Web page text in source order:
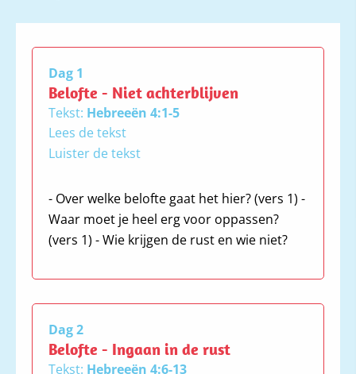
Dag 1
Belofte - Niet achterblijven
Tekst: Hebreeën 4:1-5
Lees de tekst
Luister de tekst
1. Laten wij er dan beducht voor zijn
dat iemand van u ooit schijnt achter
te blijven, terwijl de belofte om in Zijn
verkondigd, evenals aan hen. Maar
het gepredikte woord bracht hun
geen voordeel, omdat het niet met
geloof gepaard ging bij hen die het
- Over welke belofte gaat het hier? (vers 1) -
Waar moet je heel erg voor oppassen?
(vers 1) - Wie krijgen de rust en wie niet?
Dag 2
Belofte - Ingaan in de rust
Tekst: Hebreeën 4:6-13